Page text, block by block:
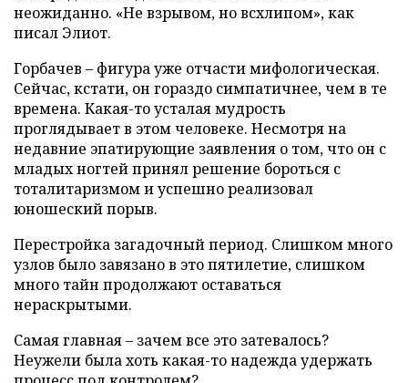
неожиданно. «Не взрывом, но всхлипом», как
писал Элиот.
Горбачев – фигура уже отчасти мифологическая.
Сейчас, кстати, он гораздо симпатичнее, чем в те
времена. Какая-то усталая мудрость
проглядывает в этом человеке. Несмотря на
недавние эпатирующие заявления о том, что он с
младых ногтей принял решение бороться с
тоталитаризмом и успешно реализовал
юношеский порыв.
Перестройка загадочный период. Слишком много
узлов было завязано в это пятилетие, слишком
много тайн продолжают оставаться
нераскрытыми.
Самая главная – зачем все это затевалось?
Неужели была хоть какая-то надежда удержать